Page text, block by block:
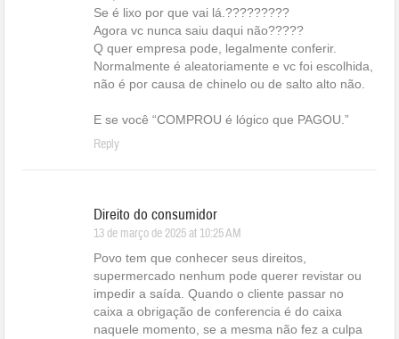
Se é lixo por que vai lá.?????????
Agora vc nunca saiu daqui não?????
Q quer empresa pode, legalmente conferir.
Normalmente é aleatoriamente e vc foi escolhida,
não é por causa de chinelo ou de salto alto não.
E se você “COMPROU é lógico que PAGOU.”
Reply
Direito do consumidor
13 de março de 2025 at 10:25 AM
Povo tem que conhecer seus direitos,
supermercado nenhum pode querer revistar ou
impedir a saída. Quando o cliente passar no
caixa a obrigação de conferencia é do caixa
naquele momento, se a mesma não fez a culpa